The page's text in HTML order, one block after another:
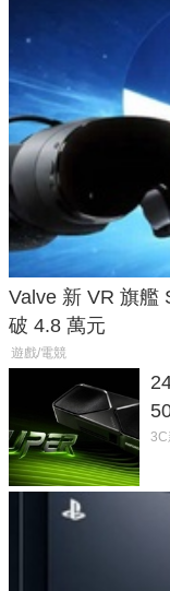
Valve 新 VR 旗艦
破 4.8 萬元
遊戲/電競
3C